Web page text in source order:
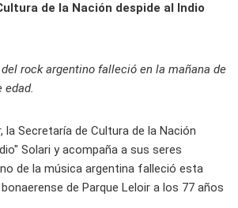
de la Nación despide al Indio
rock argentino falleció en la mañana de
edad.
la Secretaría de Cultura de la Nación
Solari y acompaña a sus seres
de la música argentina falleció esta
de Parque Leloir a los 77 años